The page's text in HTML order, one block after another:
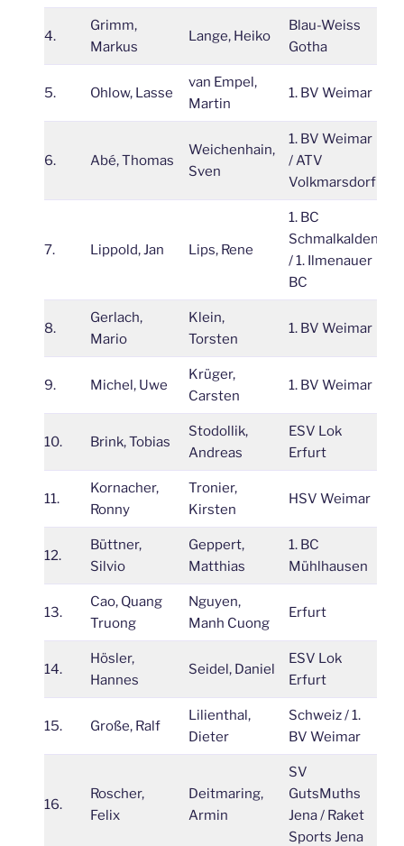
4.
Grimm,
Markus
Lange, Heiko
Blau-Weiss
Gotha
5. Ohlow, Lasse
van Empel,
Martin
1. BV Weimar
6. Abé, Thomas
Weichenhain,
Sven
1. BV Weimar
/ ATV
Volkmarsdorf
7. Lippold, Jan Lips, Rene
1. BC
Schmalkalden
/ 1. Ilmenauer
BC
8.
Gerlach,
Mario
Klein,
Torsten
1. BV Weimar
9. Michel, Uwe
Krüger,
Carsten
1. BV Weimar
10. Brink, Tobias
Stodollik,
Andreas
ESV Lok
Erfurt
11.
Kornacher,
Ronny
Tronier,
Kirsten
HSV Weimar
12.
Büttner,
Silvio
Geppert,
Matthias
1. BC
Mühlhausen
13.
Cao, Quang
Truong
Nguyen,
Manh Cuong
Erfurt
14.
Hösler,
Hannes
Seidel, Daniel
ESV Lok
Erfurt
15. Große, Ralf
Lilienthal,
Dieter
Schweiz / 1.
BV Weimar
16.
Roscher,
Felix
Deitmaring,
Armin
SV
GutsMuths
Jena / Raket
Sports Jena